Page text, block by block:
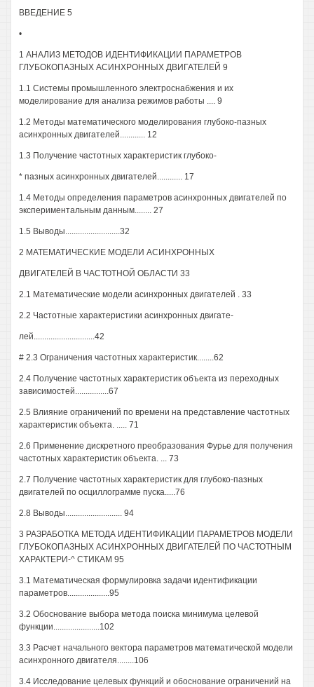
ВВЕДЕНИЕ 5
•
1 АНАЛИЗ МЕТОДОВ ИДЕНТИФИКАЦИИ ПАРАМЕТРОВ
ГЛУБОКОПАЗНЫХ АСИНХРОННЫХ ДВИГАТЕЛЕЙ 9
1.1 Системы промышленного электроснабжения и их
моделирование для анализа режимов работы .... 9
1.2 Методы математического моделирования глубоко-пазных
асинхронных двигателей............ 12
1.3 Получение частотных характеристик глубоко-
* пазных асинхронных двигателей............ 17
1.4 Методы определения параметров асинхронных двигателей по
экспериментальным данным........ 27
1.5 Выводы..........................32
2 МАТЕМАТИЧЕСКИЕ МОДЕЛИ АСИНХРОННЫХ
ДВИГАТЕЛЕЙ В ЧАСТОТНОЙ ОБЛАСТИ 33
2.1 Математические модели асинхронных двигателей . 33
2.2 Частотные характеристики асинхронных двигате-
лей.............................42
# 2.3 Ограничения частотных характеристик........62
2.4 Получение частотных характеристик объекта из переходных
зависимостей................67
2.5 Влияние ограничений по времени на представление частотных
характеристик объекта. ..... 71
2.6 Применение дискретного преобразования Фурье для получения
частотных характеристик объекта. ... 73
2.7 Получение частотных характеристик для глубоко-пазных
двигателей по осциллограмме пуска.....76
2.8 Выводы........................... 94
3 РАЗРАБОТКА МЕТОДА ИДЕНТИФИКАЦИИ ПАРАМЕТРОВ МОДЕЛИ
ГЛУБОКОПАЗНЫХ АСИНХРОННЫХ ДВИГАТЕЛЕЙ ПО ЧАСТОТНЫМ
ХАРАКТЕРИ-^ СТИКАМ 95
3.1 Математическая формулировка задачи идентификации
параметров....................95
3.2 Обоснование выбора метода поиска минимума целевой
функции......................102
3.3 Расчет начального вектора параметров математической модели
асинхронного двигателя........106
3.4 Исследование целевых функций и обоснование ограничений на